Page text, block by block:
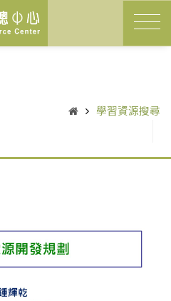
學習資源搜尋